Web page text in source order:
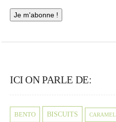
ICI ON PARLE DE:
BENTO BISCUITS CARAMEL